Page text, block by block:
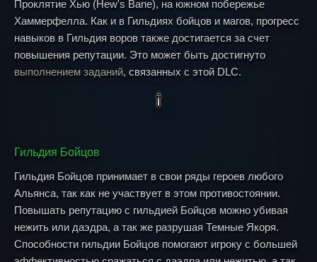
Проклятие Хью (Hew's Bane), на южном побережье
Хаммерфелла. Как и в Гильдиях бойцов и магов, прогресс
навыков в Гильдия воров также достигается за счет
повышения репутации. Это может быть достигнуто
выполнением заданий, связанных с этой DLC.
Гильдия Бойцов
Гильдия Бойцов принимает в свои ряды героев любого
Альянса, так как не участвует в этом противостоянии.
Повышать репутацию с гильдией Бойцов можно убивая
нежить или даэдра, а так же разрушая Темные Якоря.
Способности гильдии Бойцов помогают игроку с большей